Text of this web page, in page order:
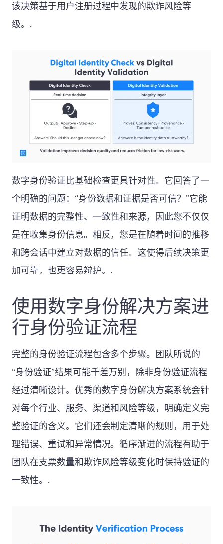
该决策基于用户注册过程中发现的欺诈风险等
级。.
数字身份验证比基础检查更具针对性。它回答了一
个明确的问题：“身份数据和证据是否可信？”它能
证明数据的完整性、一致性和来源，因此您不仅仅
是在收集身份信息。相反，您是在随着时间的推移
和跨会话中建立对数据的信任。这使得后续决策更
加可靠，也更容易辩护。.
使用数字身份解决方案进
行身份验证流程
完整的身份验证流程包含多个步骤。团队所说的
“身份验证”结果可能千差万别，除非身份验证流程
经过清晰设计。优秀的数字身份解决方案系统会针
对每个行业、服务、渠道和风险等级，明确定义完
整验证的含义。它们还会制定清晰的规则，用于处
理错误、重试和异常情况。循序渐进的流程有助于
团队在支票数量和欺诈风险等级变化时保持验证的
一致性。.